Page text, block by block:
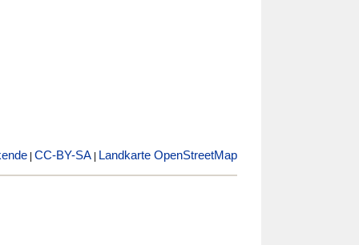
CC-BY-SA Landkarte OpenStreetMap